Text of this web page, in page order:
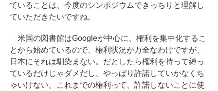
ていることは、今度のシンポジウムできっちりと理解し
ていただきたいですね。
米国の図書館はGoogleが中心に、権利を集中化するこ
とから始めているので、権利状況が万全なわけですが、
日本にそれは馴染まない。だとしたら権利を持って縛っ
ているだけじゃダメだし、やっぱり許諾していかなくち
ゃいけない。これまでの権利って、許諾しないことに使